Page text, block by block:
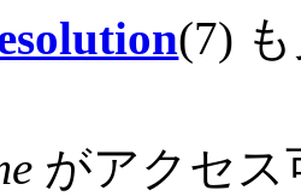
(7)
がアクセス